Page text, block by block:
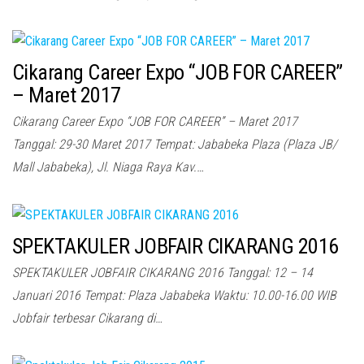
Cikarang Career Expo “JOB FOR CAREER”
– Maret 2017
Cikarang Career Expo “JOB FOR CAREER” – Maret 2017
Tanggal: 29-30 Maret 2017 Tempat: Jababeka Plaza (Plaza JB/
Mall Jababeka), Jl. Niaga Raya Kav.…
SPEKTAKULER JOBFAIR CIKARANG 2016
SPEKTAKULER JOBFAIR CIKARANG 2016 Tanggal: 12 – 14
Januari 2016 Tempat: Plaza Jababeka Waktu: 10.00-16.00 WIB
Jobfair terbesar Cikarang di…